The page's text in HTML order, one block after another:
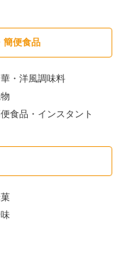
簡便食品
・洋風調味料
食品・インスタント